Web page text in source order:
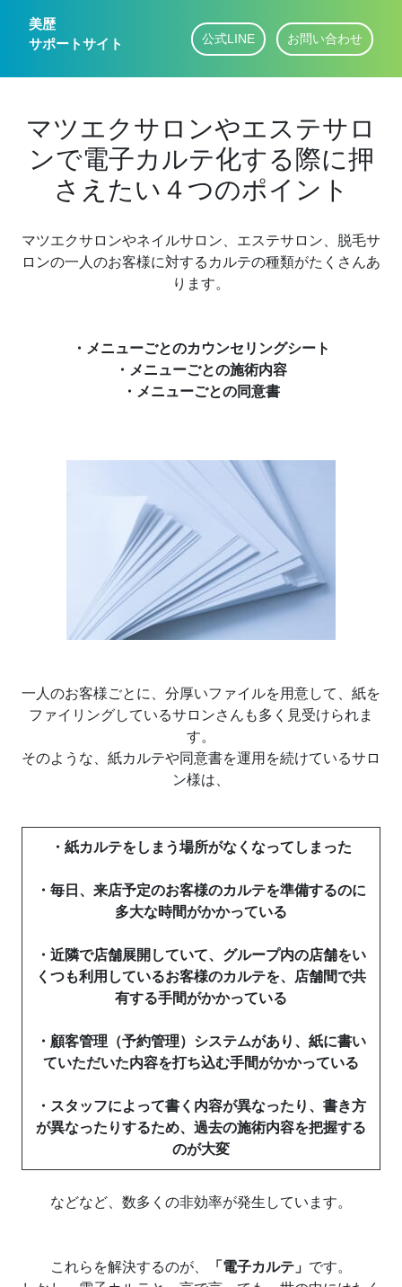
美歴
サポートサイト
公式LINE お問い合わせ
マツエクサロンやエステサロ
ンで電子カルテ化する際に押
さえたい４つのポイント
マツエクサロンやネイルサロン、エステサロン、脱毛サ
ロンの一人のお客様に対するカルテの種類がたくさんあ
ります。
・メニューごとのカウンセリングシート
・メニューごとの施術内容
・メニューごとの同意書
一人のお客様ごとに、分厚いファイルを用意して、紙を
ファイリングしているサロンさんも多く見受けられま
す。
そのような、紙カルテや同意書を運用を続けているサロ
ン様は、
・紙カルテをしまう場所がなくなってしまった
・毎日、来店予定のお客様のカルテを準備するのに
多大な時間がかかっている
・近隣で店舗展開していて、グループ内の店舗をい
くつも利用しているお客様のカルテを、店舗間で共
有する手間がかかっている
・顧客管理（予約管理）システムがあり、紙に書い
ていただいた内容を打ち込む手間がかかっている
・スタッフによって書く内容が異なったり、書き方
が異なったりするため、過去の施術内容を把握する
のが大変
などなど、数多くの非効率が発生しています。
これらを解決するのが、 「電子カルテ」 です。